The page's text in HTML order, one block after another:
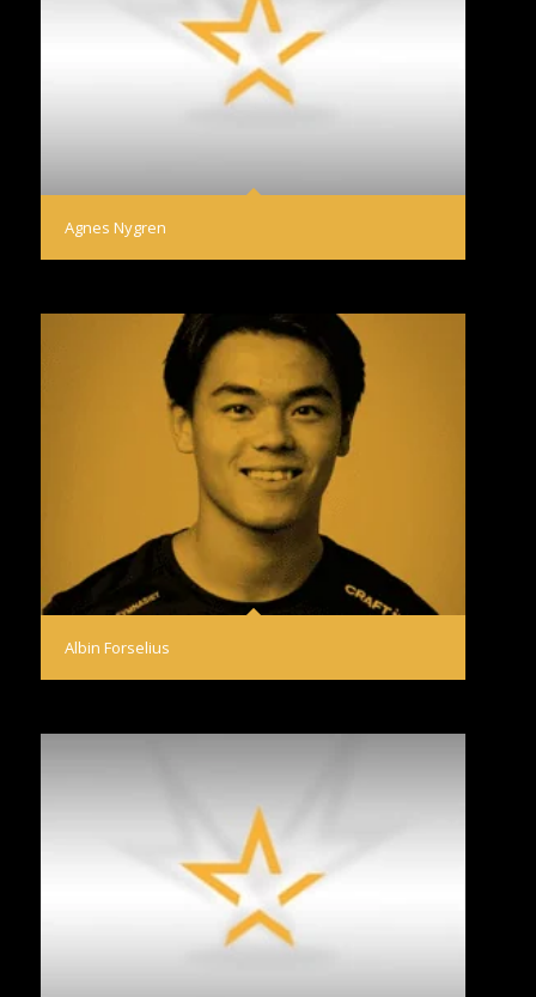
Agnes Nygren
Albin Forselius